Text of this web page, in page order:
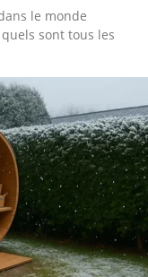
le monde
sont tous les